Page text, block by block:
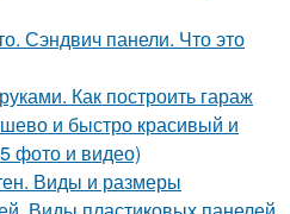
Сэндвич панели. Что это
Как построить гараж
и быстро красивый и
фото и видео)
Виды и размеры